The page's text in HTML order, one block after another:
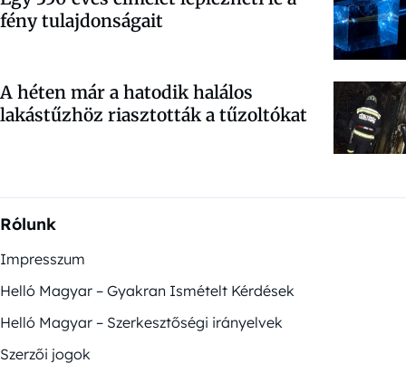
fény tulajdonságait
A héten már a hatodik halálos
lakástűzhöz riasztották a tűzoltókat
Rólunk
Impresszum
Helló Magyar – Gyakran Ismételt Kérdések
Helló Magyar – Szerkesztőségi irányelvek
Szerzői jogok